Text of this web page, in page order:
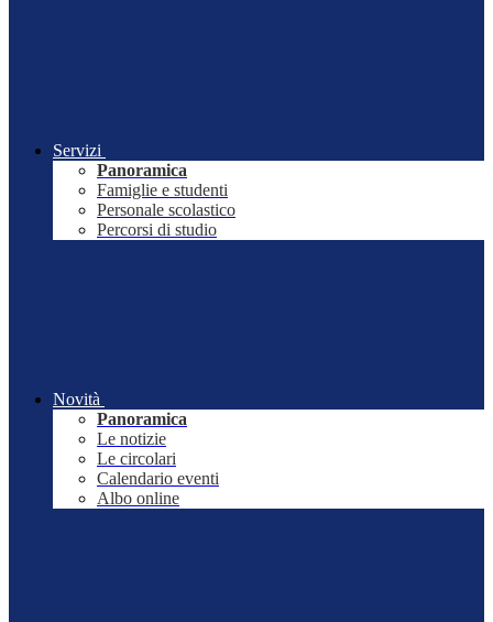
Servizi
Panoramica
Famiglie e studenti
Personale scolastico
Percorsi di studio
Novità
Panoramica
Le notizie
Le circolari
Calendario eventi
Albo online